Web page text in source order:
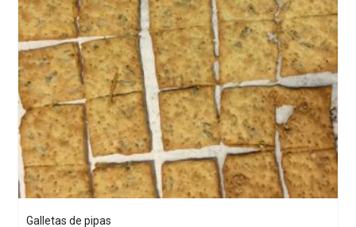
Galletas de pipas